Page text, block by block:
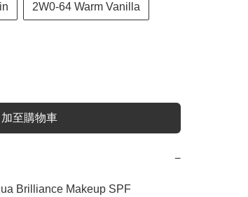
2W0-64 Warm Vanilla
加至購物車
−
Brilliance Makeup SPF